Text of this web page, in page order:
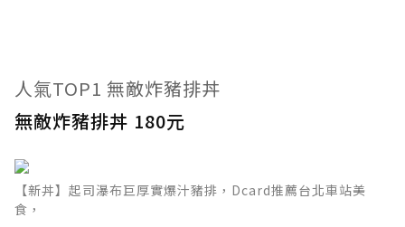
人氣TOP1 無敵炸豬排丼
無敵炸豬排丼 180元
【新丼】起司瀑布巨厚實爆汁豬排，Dcard推薦台北車站美
食，